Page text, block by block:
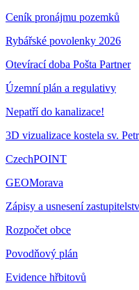
Ceník pronájmu pozemků
Rybářské povolenky 2026
Otevírací doba Pošta Partner
Územní plán a regulativy
Nepatří do kanalizace!
3D vizualizace kostela sv.
CzechPOINT
GEOMorava
Zápisy a usnesení
Rozpočet obce
Povodňový plán
Evidence hřbitovů